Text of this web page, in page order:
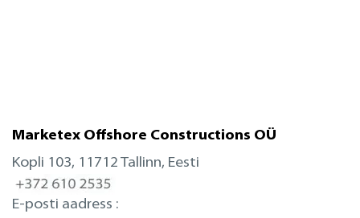
Marketex Offshore Constructions OÜ
Kopli 103, 11712 Tallinn, Eesti
E-posti aadress :